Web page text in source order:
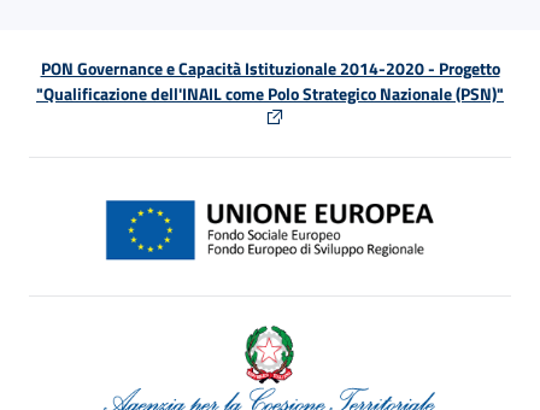
PON Governance e Capacità Istituzionale 2014-2020 - Progetto
"Qualificazione dell'INAIL come Polo Strategico Nazionale (PSN)"